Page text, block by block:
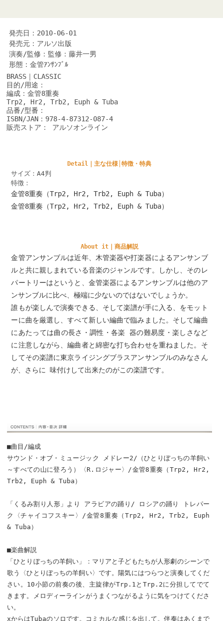
発売日：2010-06-01
発売元：アルソ出版
演奏/監修：監修：藤井一男
形態：金管ｱﾝｻﾝﾌﾞﾙ
BRASS｜CLASSIC
目的/用途：
編成：金管8重奏
Trp2, Hr2, Trb2, Euph & Tuba
品番/型番：
ISBN/JAN：978-4-87312-087-4
販売ストア： アルソオンライン
Detail｜主な仕様│特徴・特典
サイズ：A4判
特徴：
金管8重奏（Trp2, Hr2, Trb2, Euph & Tuba）
金管8重奏（Trp2, Hr2, Trb2, Euph & Tuba）
About it｜商品解説
金管アンサンブルは近年、木管楽器や打楽器によるアンサンブ
ルと共に親しまれている音楽のジャンルです。しかし、そのレ
パートリーはというと、金管楽器によるアンサンブルは他のア
ンサンブルに比べ、極端に少ないのではないでしょうか。
誰もが楽しんで演奏できる、そして楽譜が手に入る、をモット
ーに曲を厳選し、すべて新しい編曲で臨みました。そして編曲
にあたっては曲の長さ・調性・各楽 器の難易度・楽しさなど
に注意しながら、編曲者と綿密な打ち合わせを重ねました。そ
してその楽譜に東京ライジングブラスアンサンブルのみなさん
が、さらに 味付けして出来たのがこの楽譜です。
■曲目/編成
サウンド・オブ・ミュージック メドレー2/（ひとりぼっちの羊飼い
～すべての山に登ろう）〈R.ロジャー〉/金管8重奏（Trp2, Hr2,
Trb2, Euph & Tuba）
「くるみ割り人形」より アラビアの踊り/ ロシアの踊り トレパー
ク〈チャイコフスキー〉/金管8重奏（Trp2, Hr2, Trb2, Euph
& Tuba）
■楽曲解説
「ひとりぼっちの羊飼い」：マリアと子どもたちが人形劇のシーンで
歌う〈ひとりぼっちの羊飼い〉です。陽気にはつらつと演奏してくだ
さい。10小節の前奏の後、主旋律がTrp.1とTrp.2に分担してでて
きます。メロディーラインがうまくつながるように気をつけてくださ
い。
xからはTubaのソロです。コミカルな感じを出して。伴奏はあくまで